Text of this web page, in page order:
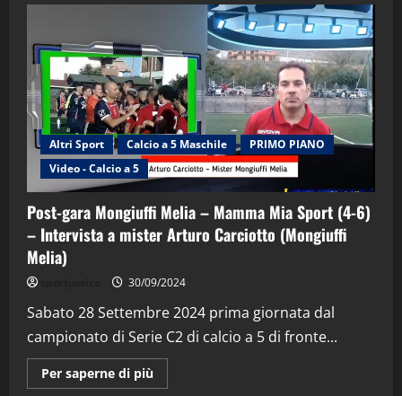
Altri Sport Calcio a 5 Maschile
PRIMO PIANO
Video - Calcio a 5
Post-gara Mongiuffi Melia – Mamma Mia Sport (4-6)
– Intervista a mister Arturo Carciotto (Mongiuffi
Melia)
30/09/2024
Sabato 28 Settembre 2024 prima giornata dal
campionato di Serie C2 di calcio a 5 di fronte...
Per saperne di più
informazioni
2
“SportEmpire” in Podcast: 29^ Puntata
(Martedi 28 Aprile 2026)
28/04/2026
"SportEmpire" in Podcast